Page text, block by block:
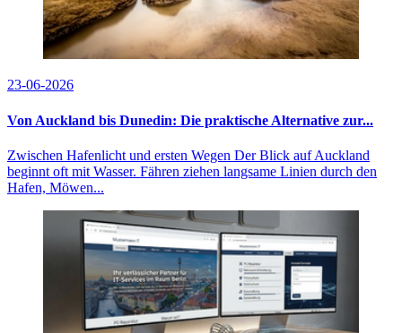
23-06-2026
Von Auckland bis Dunedin: Die praktische Alternative zur...
Zwischen Hafenlicht und ersten Wegen Der Blick auf Auckland
beginnt oft mit Wasser. Fähren ziehen langsame Linien durch den
Hafen, Möwen...